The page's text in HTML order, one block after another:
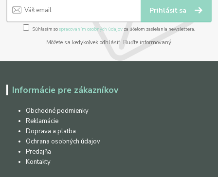
Prihlásiť sa
Súhlasím sospracovaním osobných údajov za účelom zasielania newslettera.
Môžete sa kedykoľvek odhlásiť. Buďte informovaný.
Informácie pre zákazníkov
Obchodné podmienky
Reklamácie
Doprava a platba
Ochrana osobných údajov
Predajňa
Kontakty